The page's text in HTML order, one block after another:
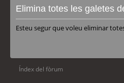
Elimina totes les galetes
Esteu segur que voleu eliminar
Índex del fòrum